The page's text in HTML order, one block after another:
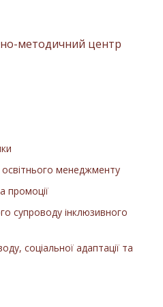
методичний центр
освітнього менеджменту
промоції
супроводу інклюзивного
соціальної адаптації та